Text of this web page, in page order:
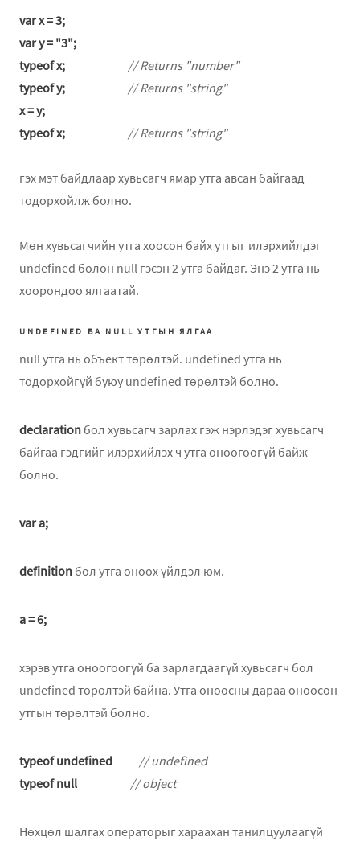
var x = 3;
var y = "3";
typeof x;
// Returns "number"
typeof y;
// Returns "string"
x = y;
typeof x;
// Returns "string"
гэх мэт байдлаар хувьсагч ямар утга авсан байгаад
тодорхойлж болно.
Мөн хувьсагчийн утга хоосон байх утгыг илэрхийлдэг
undefined болон null гэсэн 2 утга байдаг. Энэ 2 утга нь
хоорондоо ялгаатай.
UNDEFINED БА NULL УТГЫН ЯЛГАА
null утга нь объект төрөлтэй. undefined утга нь
тодорхойгүй буюу undefined төрөлтэй болно.
declaration бол хувьсагч зарлах гэж нэрлэдэг хувьсагч
байгаа гэдгийг илэрхийлэх ч утга оноогоогүй байж
болно.
var a;
definition бол утга оноох үйлдэл юм.
a = 6;
хэрэв утга оноогоогүй ба зарлагдаагүй хувьсагч бол
undefined төрөлтэй байна. Утга оноосны дараа оноосон
утгын төрөлтэй болно.
typeof undefined
// undefined
typeof null
// object
Нөхцөл шалгах операторыг хараахан танилцуулаагүй